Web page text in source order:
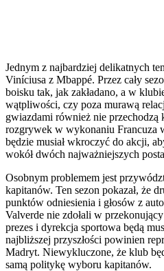
Jednym z najbardziej delikatnych
Viníciusa z Mbappé. Przez cały
boisku tak, jak zakładano, a w
wątpliwości, czy poza murawą
gwiazdami również nie
rozgrywek w wykonaniu Francuza
będzie musiał wkroczyć do akcji,
wokół dwóch najważniejszych
Osobnym problemem jest
kapitanów. Ten sezon pokazał, że
punktów odniesienia i głosów z
Valverde nie zdołali w
prezes i dyrekcja sportowa będą
najbliższej przyszłości powinien
Madryt. Niewykluczone, że klub
samą politykę wyboru kapitanów.